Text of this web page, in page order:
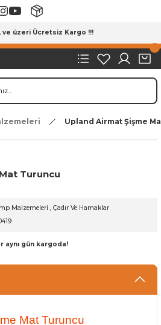
ve üzeri Ücretsiz Kargo !!!
Upland Airmat Şişme
Turuncu
Malzemeleri , Çadır Ve Hamaklar
aynı gün kargoda!
Mat Turuncu